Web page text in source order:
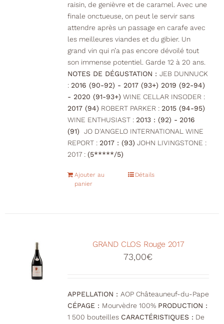
raisin, de genièvre et de caramel. Avec une
finale onctueuse, on peut le servir sans
attendre après un passage en carafe avec
les meilleures viandes et du gibier. Un
grand vin qui n’a pas encore dévoilé tout
son immense potentiel. Garde 12 à 20 ans.
NOTES DE DÉGUSTATION : JEB DUNNUCK
: 2016 (90-92) - 2017 (93+) 2019 (92-94)
- 2020 (91-93+) WINE CELLAR INSODER :
2017 (94) ROBERT PARKER : 2015 (94-95)
WINE ENTHUSIAST : 2013 : (92) - 2016
(91)
JO D'ANGELO INTERNATIONAL WINE
REPORT : 2017 : (93) JOHN LIVINGSTONE :
2017 : (5*****/5)
Ajouter au
panier
Détails
GRAND CLOS Rouge 2017
73,00€
APPELLATION : AOP Châteauneuf-du-Pape
CÉPAGE : Mourvèdre 100% PRODUCTION :
1 500 bouteilles CARACTÉRISTIQUES : De